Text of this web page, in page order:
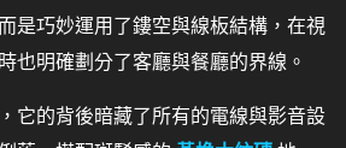
是巧妙運用了鏤空與線板結構，在視
也明確劃分了客廳與餐廳的界線。
它的背後暗藏了所有的電線與影音設